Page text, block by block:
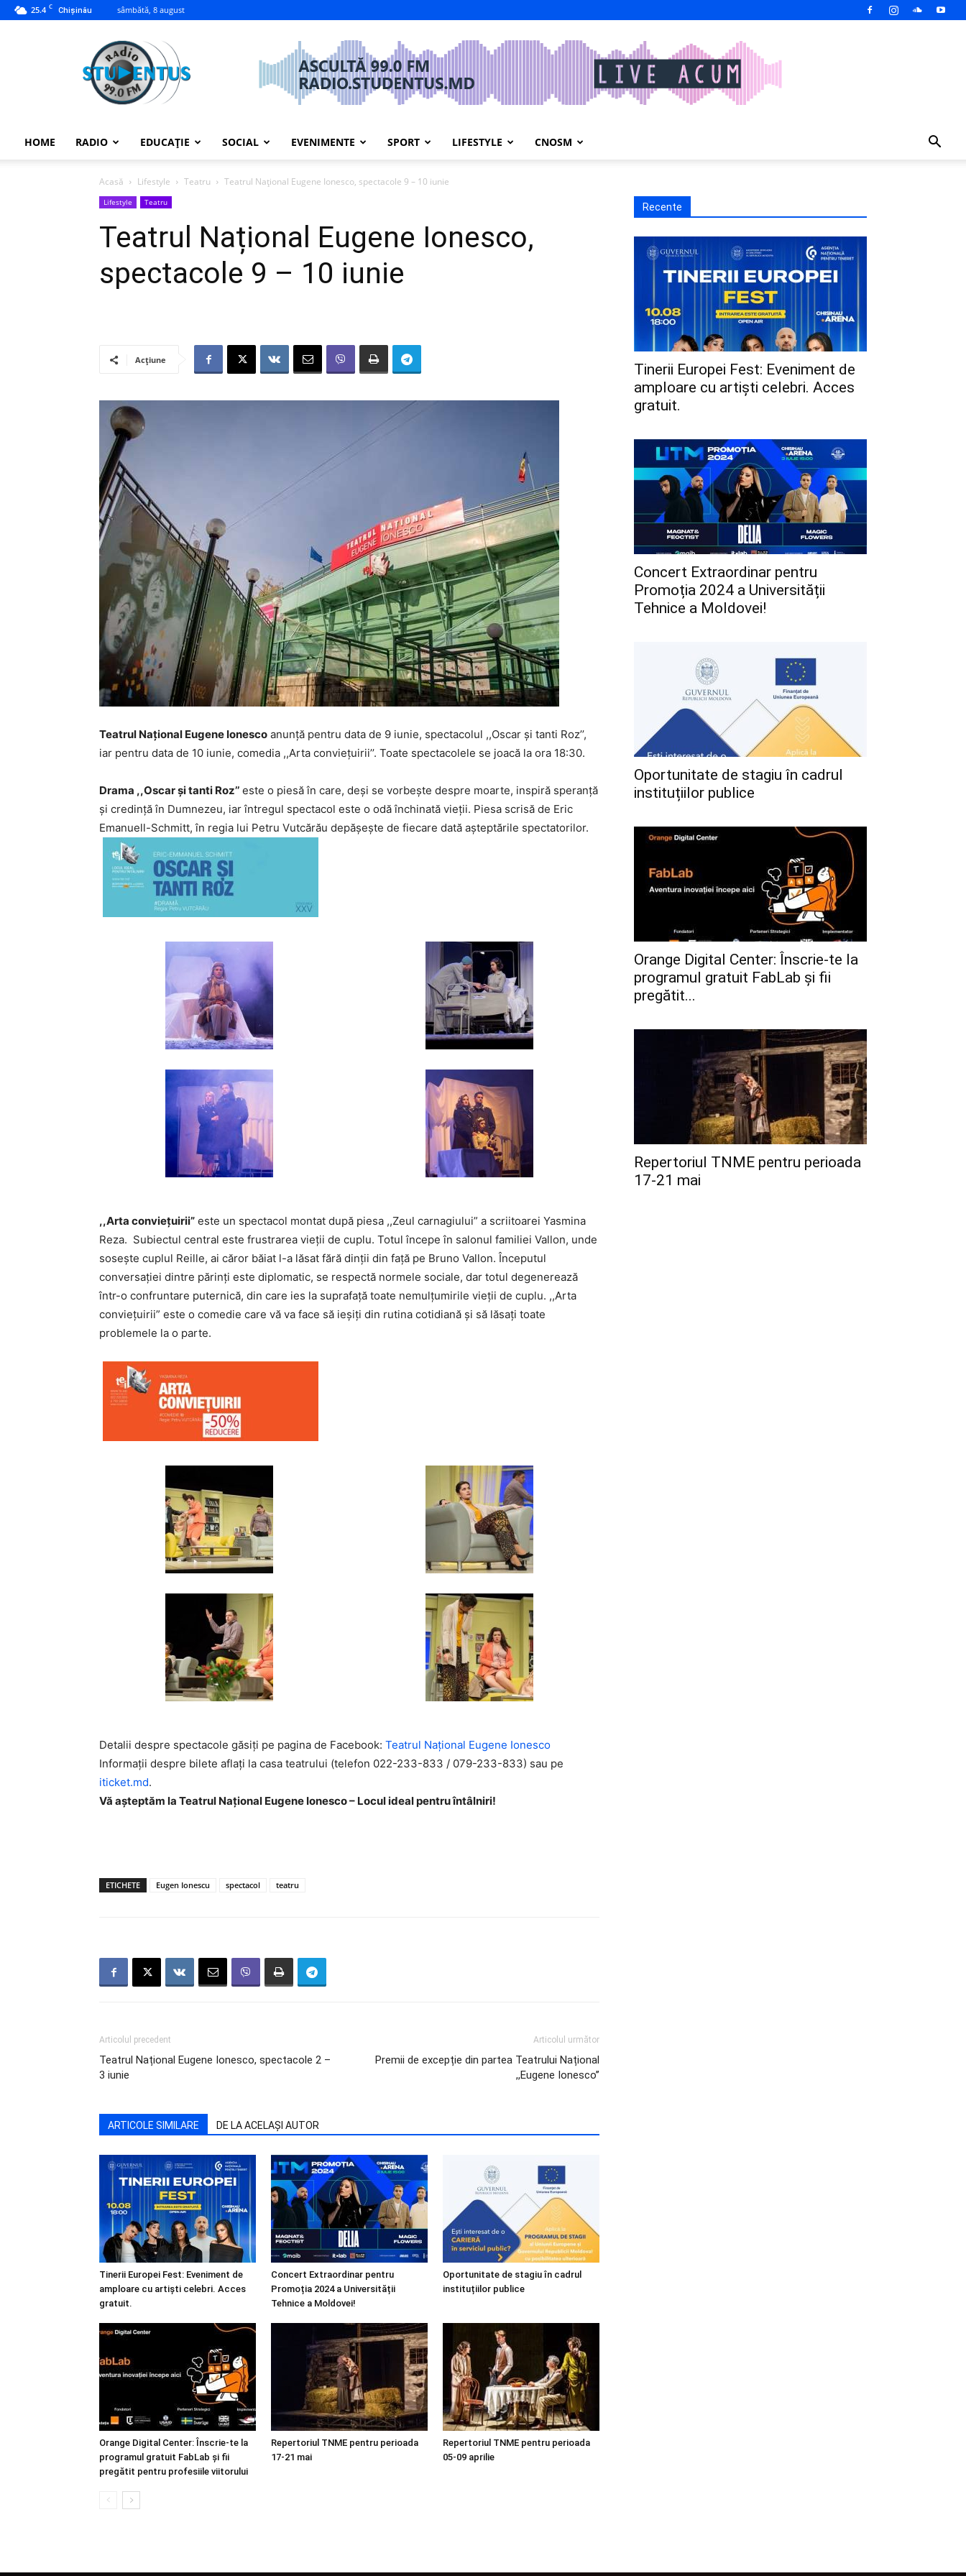
25.4 C Chișinău sâmbătă, 8 august
studentus.md
HOME RADIO EDUCAȚIE SOCIAL EVENIMENTE SPORT LIFESTYLE CNOSM
Acasă Lifestyle Teatru Teatrul Național Eugene Ionesco, spectacole 9 – 10 iunie
Lifestyle Teatru
Teatrul Național Eugene Ionesco,
spectacole 9 – 10 iunie
Acțiune
Teatrul Național Eugene Ionesco anunţă pentru data de 9 iunie, spectacolul ,,Oscar și tanti Roz’’,
iar pentru data de 10 iunie, comedia ,,Arta conviețuirii’’. Toate spectacolele se joacă la ora 18:30.
Drama ,,Oscar și tanti Roz’’ este o piesă în care, deși se vorbește despre moarte, inspiră speranță
și credință în Dumnezeu, iar întregul spectacol este o odă închinată vieții. Piesa scrisă de Eric
Emanuell-Schmitt, în regia lui Petru Vutcărău depășește de fiecare dată așteptările spectatorilor.
,,Arta convieţuirii” este un spectacol montat după piesa ,,Zeul carnagiului” a scriitoarei Yasmina
Reza. Subiectul central este frustrarea vieţii de cuplu. Totul începe în salonul familiei Vallon, unde
soseşte cuplul Reille, ai căror băiat l-a lăsat fără dinţii din faţă pe Bruno Vallon. Începutul
conversaţiei dintre părinţi este diplomatic, se respectă normele sociale, dar totul degenerează
într-o confruntare puternică, din care ies la suprafaţă toate nemulţumirile vieţii de cuplu. ,,Arta
convieţuirii” este o comedie care vă va face să ieşiţi din rutina cotidiană şi să lăsaţi toate
problemele la o parte.
Detalii despre spectacole găsiți pe pagina de Facebook: Teatrul Național Eugene Ionesco
Informații despre bilete aflați la casa teatrului (telefon 022-233-833 / 079-233-833) sau pe
iticket.md.
Vă așteptăm la Teatrul Național Eugene Ionesco – Locul ideal pentru întâlniri!
ETICHETE Eugen Ionescu spectacol teatru
Articolul precedent
Teatrul Național Eugene Ionesco, spectacole 2 –
3 iunie
Articolul următor
Premii de excepție din partea Teatrului Național
,,Eugene Ionesco’’
ARTICOLE SIMILARE DE LA ACELAȘI AUTOR
Tinerii Europei Fest: Eveniment de
amploare cu artiști celebri. Acces
gratuit.
Concert Extraordinar pentru
Promoția 2024 a Universității
Tehnice a Moldovei!
Oportunitate de stagiu în cadrul
instituțiilor publice
Orange Digital Center: Înscrie-te la
programul gratuit FabLab și fii
pregătit pentru profesiile viitorului
Repertoriul TNME pentru perioada
17-21 mai
Repertoriul TNME pentru perioada
05-09 aprilie
Recente
Tinerii Europei Fest: Eveniment de
amploare cu artiști celebri. Acces
gratuit.
Concert Extraordinar pentru
Promoția 2024 a Universității
Tehnice a Moldovei!
Oportunitate de stagiu în cadrul
instituțiilor publice
Orange Digital Center: Înscrie-te la
programul gratuit FabLab și fii
pregătit...
Repertoriul TNME pentru perioada
17-21 mai